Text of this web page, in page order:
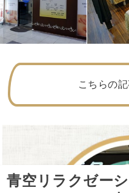
青空リラクゼー
こちらの